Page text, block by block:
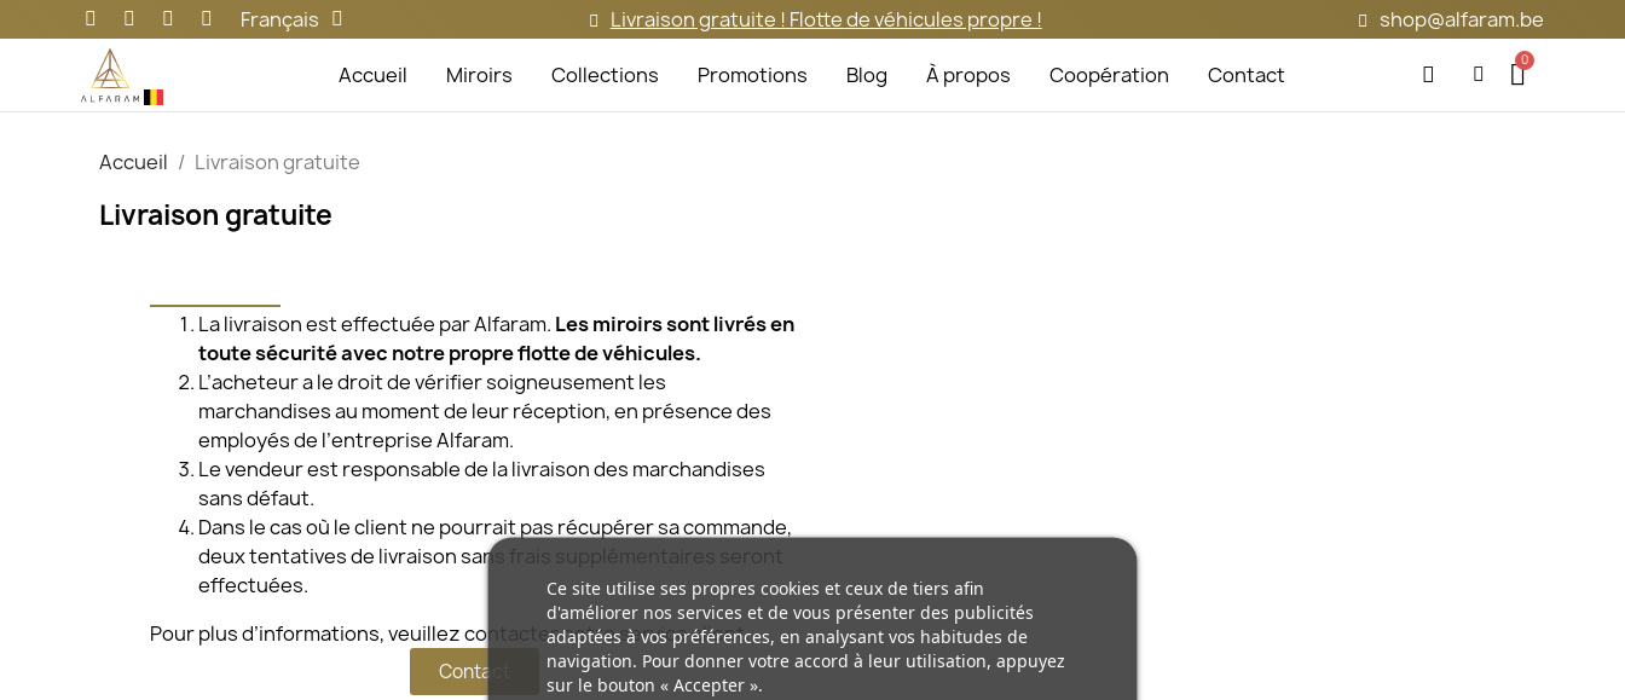
Français Livraison gratuite ! Flotte de véhicules propre ! shop@alfaram.be
Accueil Miroirs Collections Promotions Blog À propos Coopération Contact
Accueil Livraison gratuite
Livraison gratuite
La livraison est effectuée par Alfaram. Les miroirs sont livrés en
toute sécurité avec notre propre flotte de véhicules.
L’acheteur a le droit de vérifier soigneusement les
marchandises au moment de leur réception, en présence des
employés de l’entreprise Alfaram.
Le vendeur est responsable de la livraison des marchandises
sans défaut.
Dans le cas où le client ne pourrait pas récupérer sa commande,
deux tentatives de livraison sans frais supplémentaires seront
effectuées.
Pour plus d’informations, veuillez contacter notre service client.
Contact
Ce site utilise ses propres cookies et ceux de tiers afin
d'améliorer nos services et de vous présenter des publicités
adaptées à vos préférences, en analysant vos habitudes de
navigation. Pour donner votre accord à leur utilisation, appuyez
sur le bouton « Accepter ».